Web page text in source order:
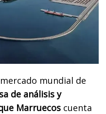
mundial de
de análisis y
Marruecos cuenta